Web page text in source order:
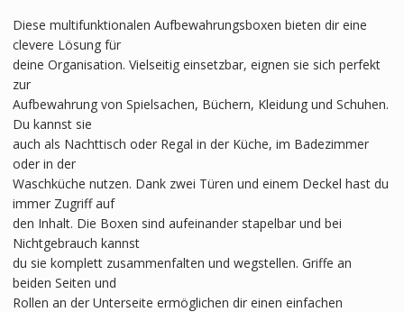
Diese multifunktionalen Aufbewahrungsboxen bieten dir eine
clevere Lösung für
deine Organisation. Vielseitig einsetzbar, eignen sie sich perfekt
zur
Aufbewahrung von Spielsachen, Büchern, Kleidung und Schuhen.
Du kannst sie
auch als Nachttisch oder Regal in der Küche, im Badezimmer
oder in der
Waschküche nutzen. Dank zwei Türen und einem Deckel hast du
immer Zugriff auf
den Inhalt. Die Boxen sind aufeinander stapelbar und bei
Nichtgebrauch kannst
du sie komplett zusammenfalten und wegstellen. Griffe an
beiden Seiten und
Rollen an der Unterseite ermöglichen dir einen einfachen